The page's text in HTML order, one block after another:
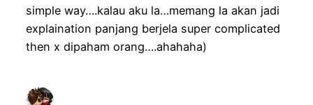
simple way….kalau aku la…memang la akan jadi
explaination panjang berjela super complicated
then x dipaham orang….ahahaha)